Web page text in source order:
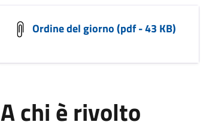
Ordine del giorno (pdf - 43 KB)
A chi è rivolto